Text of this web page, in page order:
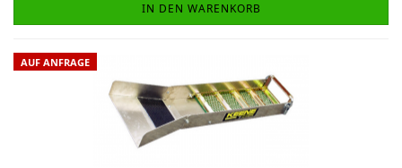
IN DEN WARENKORB
AUF ANFRAGE